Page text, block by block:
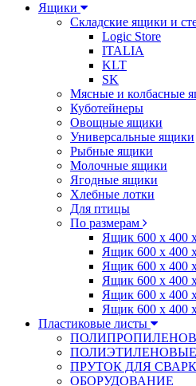
Ящики
Складские ящики и
Logic Store
ITALIA
KLT
SK
Мясные и колбасные
Куботейнеры
Овощные ящики
Универсальные ящики
Рыбные ящики
Молочные ящики
Ягодные ящики
Хлебные лотки
Для птицы
По размерам
Ящик 600 х 400
Ящик 600 х 400
Ящик 600 х 400
Ящик 600 х 400
Ящик 600 х 400
Ящик 600 х 400
Пластиковые листы
ПРУТОК ДЛЯ
ОБОРУДОВАНИЕ